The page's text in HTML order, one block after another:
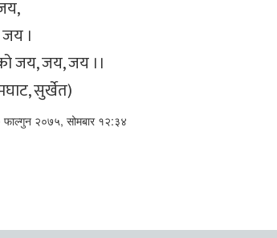
।
जय, जय, जय ।।
सुर्खेत)
फाल्गुन २०७५, सोमबार १२:३४